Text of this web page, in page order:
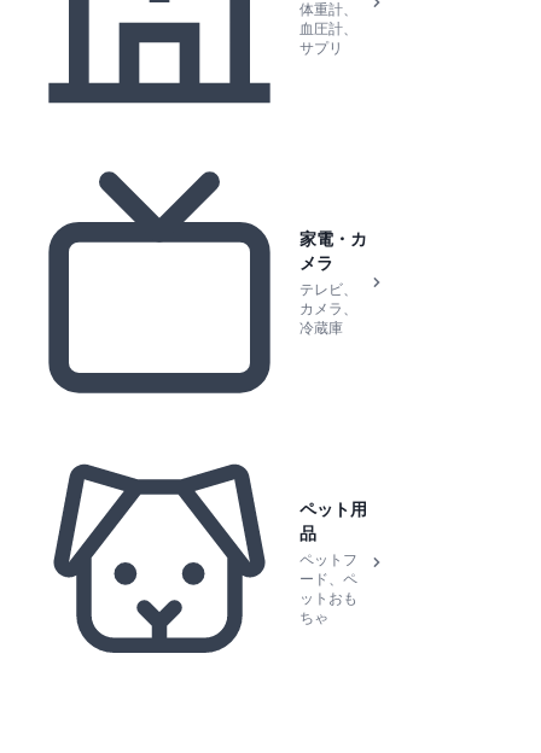
体重計、
血圧計、
サプリ
家電・カ
メラ
テレビ、
カメラ、
冷蔵庫
ペット用
品
ペットフ
ード、ペ
ットおも
ちゃ